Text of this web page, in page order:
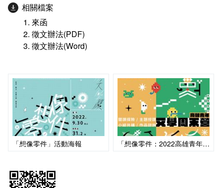
華藝電子書iRead eBooks
UDN讀書館電子書庫
相關檔案
來函
徵文辦法(PDF)
徵文辦法(Word)
「想像零件」活動海報 「想像零件：2022高雄青年文學周末營」活動海報